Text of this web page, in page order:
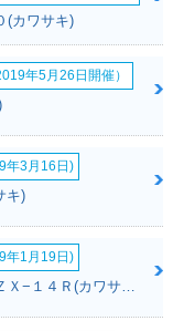
(カワサキ)
年5月26日開催）
年3月16日)
キ)
年1月19日)
ルーシーさん:Ｎｉｎｊａ ＺＸ−１４Ｒ(カワサキ)